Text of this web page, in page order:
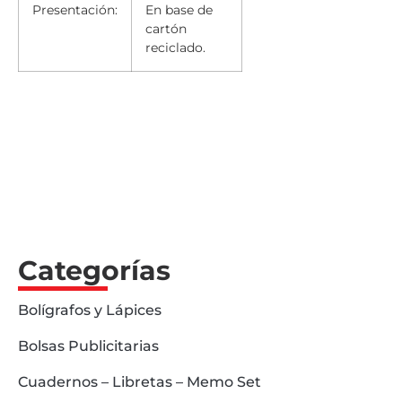
Presentación:
En base de
cartón
reciclado.
Categorías
Bolígrafos y Lápices
Bolsas Publicitarias
Cuadernos – Libretas – Memo Set